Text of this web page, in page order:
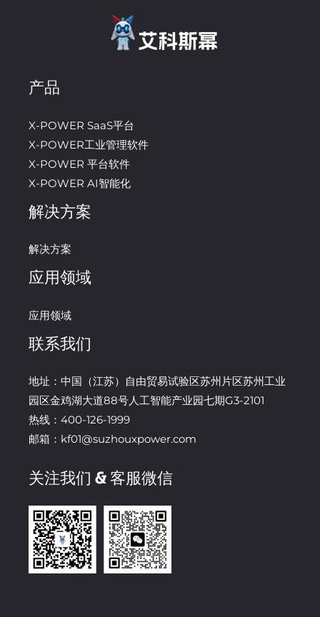
产品
X-POWER SaaS平台
X-POWER工业管理软件
X-POWER 平台软件
X-POWER AI智能化
解决方案
解决方案
应用领域
应用领域
联系我们
地址：中国（江苏）自由贸易试验区苏州片区苏州工业
园区金鸡湖大道88号人工智能产业园七期G3-2101
热线：400-126-1999
邮箱：kf01@suzhouxpower.com
关注我们 & 客服微信